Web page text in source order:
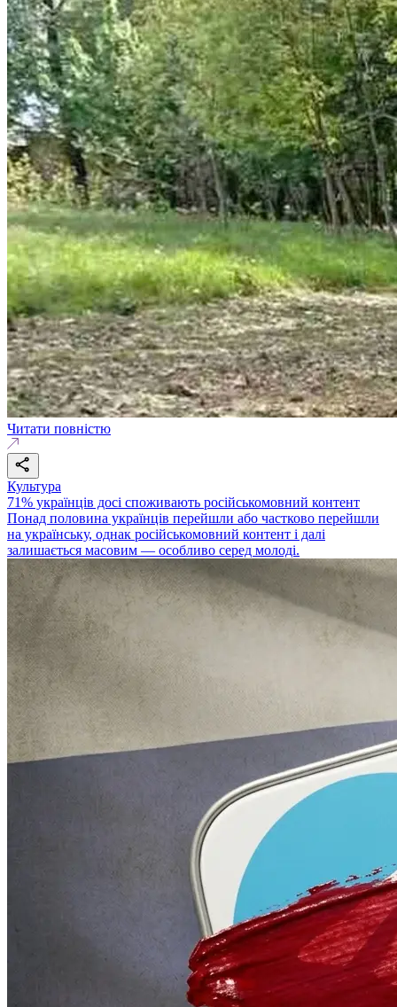
Читати повністю
Культура
71% українців досі споживають російськомовний контент
Понад половина українців перейшли або частково перейшли
на українську, однак російськомовний контент і далі
залишається масовим — особливо серед молоді.